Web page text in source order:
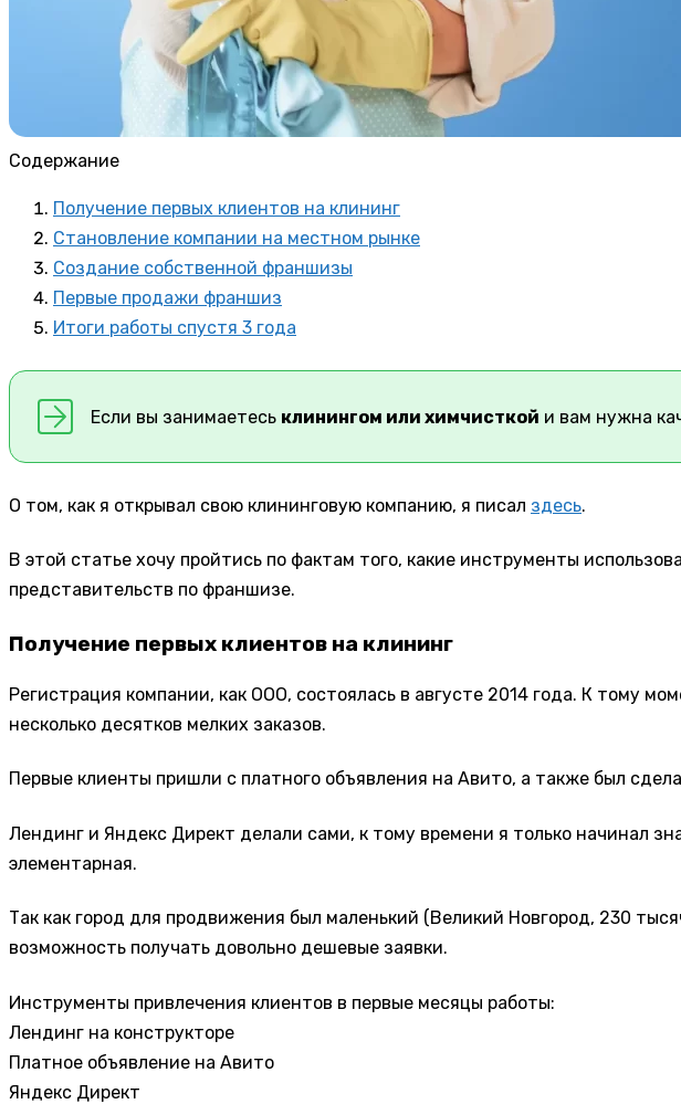
Содержание
Получение первых клиентов на клининг
Становление компании на местном рынке
Создание собственной франшизы
Первые продажи франшиз
Итоги работы спустя 3 года
Если вы занимаетесь клинингом или химчисткой и вам нужна
О том, как я открывал свою клининговую компанию, я писал здесь.
В этой статье хочу пройтись по фактам того, какие инструменты
представительств по франшизе.
Получение первых клиентов на клининг
Регистрация компании, как ООО, состоялась в августе 2014 года. К тому
несколько десятков мелких заказов.
Первые клиенты пришли с платного объявления на Авито, а также был
Лендинг и Яндекс Директ делали сами, к тому времени я только начинал
элементарная.
Так как город для продвижения был маленький (Великий Новгород, 230
возможность получать довольно дешевые заявки.
Инструменты привлечения клиентов в первые месяцы работы:
Лендинг на конструкторе
Платное объявление на Авито
Яндекс Директ